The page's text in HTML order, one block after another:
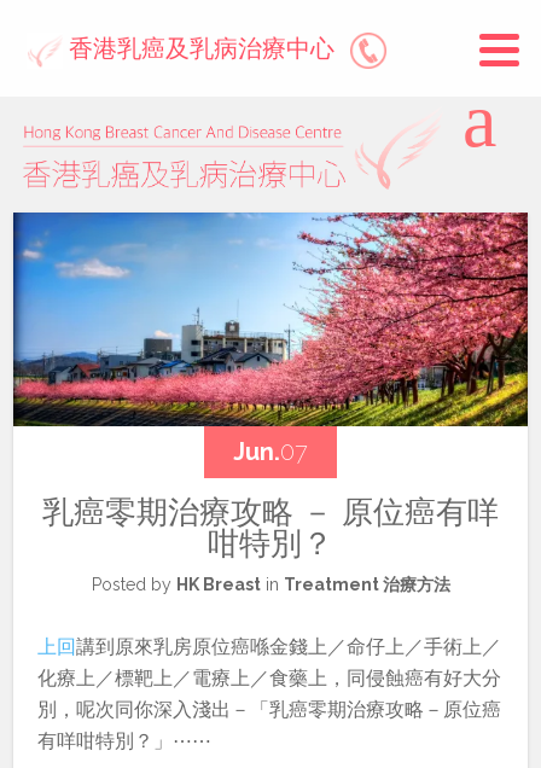
Jun.07
乳癌零期治療攻略 － 原位癌有咩
咁特別？
Posted by HK Breastin Treatment 治療方法
上回講到原來乳房原位癌喺金錢上／命仔上／手術上／
化療上／標靶上／電療上／食藥上，同侵蝕癌有好大分
別，呢次同你深入淺出－「乳癌零期治療攻略－原位癌
有咩咁特別？」⋯⋯
香港乳癌及乳病治療中心